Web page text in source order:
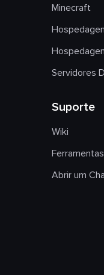
Minecraft
Servidores
Suporte
Wiki
Ferramentas
Abrir um